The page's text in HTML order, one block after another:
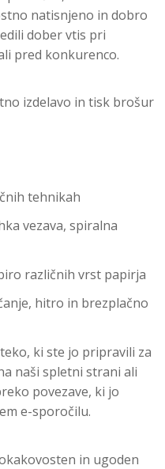
natisnjeno in dobro
dober vtis pri
pred konkurenco.
izdelavo in tisk brošur
tehnikah
vezava, spiralna
različnih vrst papirja
hitro in brezplačno
ki ste jo pripravili za
naši spletni strani ali
povezave, ki jo
e-sporočilu.
in ugoden